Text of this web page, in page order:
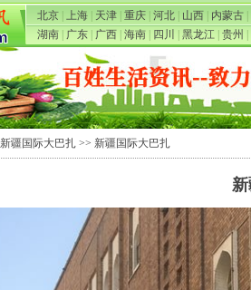
北京 上海 天津 重庆 河北 山西 内蒙古
湖南
广东 广西 海南 四川 黑龙江 贵州
新疆国际大巴扎 >> 新疆国际大巴扎